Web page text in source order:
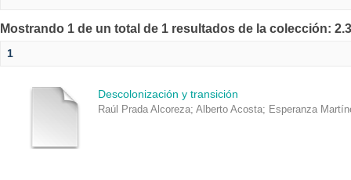
Mostrando 1 de un total de 1 resultados de la colección:
1
Descolonización y transición
Raúl Prada Alcoreza; Alberto Acosta; Esperanza